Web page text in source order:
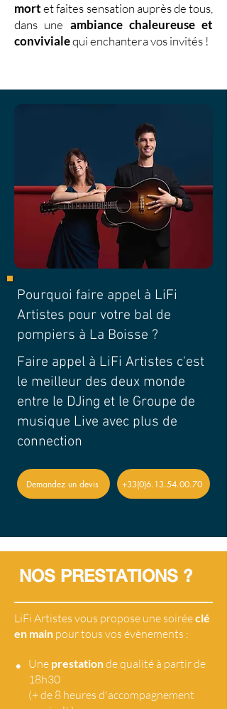
mortet faites sensation auprès de tous,
dans une ambiance chaleureuse et
convivialequi enchantera vos invités !
Pourquoi faire appel à LiFi
Artistes pour votre bal de
pompiers à La Boisse ?
Faire appel à LiFi Artistes c'est
le meilleur des deux monde
entre le DJing et le Groupe de
musique Live avec plus de
connection
Demandez un devis +33(0)6.13.54.00.70
NOS PRESTATIONS ?
LiFi Artistes vous propose une soiréeclé
en main pour tous vos évènements :
• Une prestationde qualité à partir de
18h30
(+ de 8 heures d'accompagnement